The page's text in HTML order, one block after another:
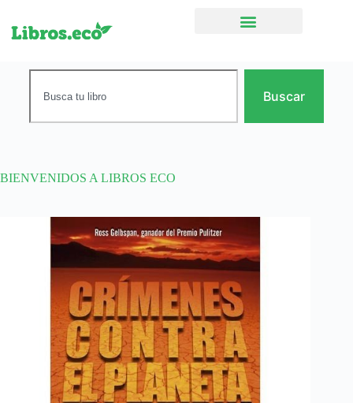
Buscar
BIENVENIDOS A LIBROS ECO